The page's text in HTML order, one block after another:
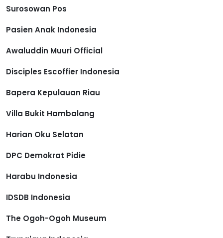
Surosowan Pos
Pasien Anak Indonesia
Awaluddin Muuri Official
Disciples Escoffier Indonesia
Bapera Kepulauan Riau
Villa Bukit Hambalang
Harian Oku Selatan
DPC Demokrat Pidie
Harabu Indonesia
IDSDB Indonesia
The Ogoh-Ogoh Museum